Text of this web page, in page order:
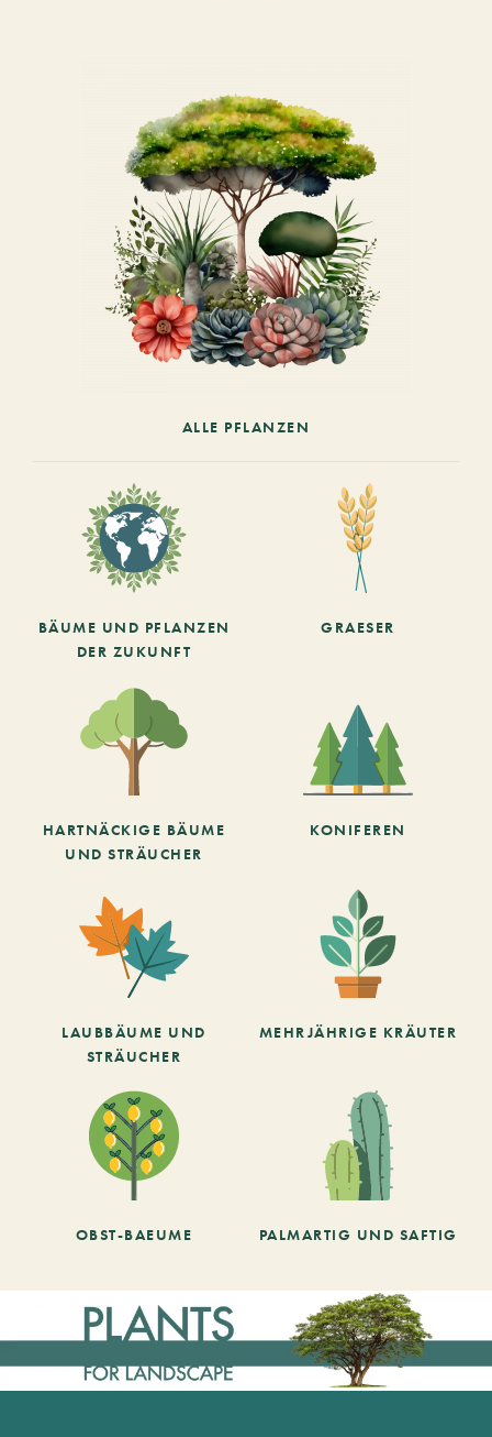
ALLE PFLANZEN
BÄUME UND PFLANZEN
DER ZUKUNFT
GRAESER
HARTNÄCKIGE BÄUME
UND STRÄUCHER
KONIFEREN
LAUBBÄUME UND
STRÄUCHER
MEHRJÄHRIGE KRÄUTER
OBST-BAEUME PALMARTIG UND SAFTIG